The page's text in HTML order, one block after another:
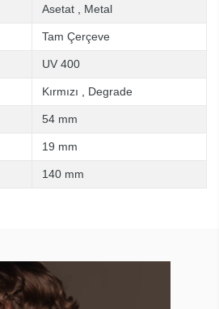
Asetat Metal
Tam Çerçeve
UV 400
Kırmızı Degrade
54 mm
19 mm
140 mm